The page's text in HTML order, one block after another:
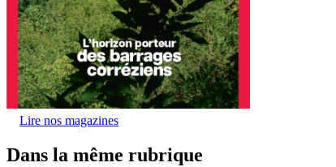
Lire nos magazines
Dans la même rubrique